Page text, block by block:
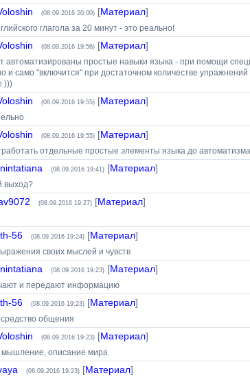
(08.09.2016 20:00) [Материал]
глагола за 20 минут - это реально!
(08.09.2016 19:56) [Материал]
автоматизированы простые навыки языка - при помощи
и само "включится" при достаточном количестве
)))
(08.09.2016 19:55) [Материал]
(08.09.2016 19:55) [Материал]
отдельные простые элементы языка до автоматизма
(08.09.2016 19:41) [Материал]
выход?
(08.09.2016 19:27) [Материал]
56 (08.09.2016 19:24) [Материал]
своих мыслей и чувств
(08.09.2016 19:23) [Материал]
и передают информацию
56 (08.09.2016 19:23) [Материал]
общения
(08.09.2016 19:23) [Материал]
описание мира
(08.09.2016 19:23) [Материал]